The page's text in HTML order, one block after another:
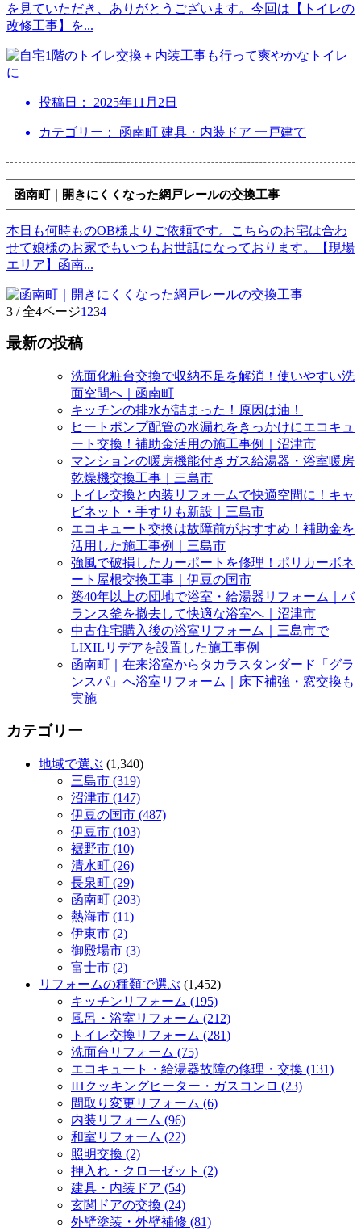
を見ていただき、ありがとうございます。今回は【トイレの
改修工事】を...
投稿日： 2025年11月2日
カテゴリー： 函南町 建具・内装ドア 一戸建て
函南町｜開きにくくなった網戸レールの交換工事
本日も何時ものOB様よりご依頼です。こちらのお宅は合わ
せて娘様のお家でもいつもお世話になっております。【現場
エリア】函南...
3 / 全4ページ1 234
最新の投稿
洗面化粧台交換で収納不足を解消！使いやすい洗
面空間へ｜函南町
キッチンの排水が詰まった！原因は油！
ヒートポンプ配管の水漏れをきっかけにエコキュ
ート交換！補助金活用の施工事例｜沼津市
マンションの暖房機能付きガス給湯器・浴室暖房
乾燥機交換工事｜三島市
トイレ交換と内装リフォームで快適空間に！キャ
ビネット・手すりも新設｜三島市
エコキュート交換は故障前がおすすめ！補助金を
活用した施工事例｜三島市
強風で破損したカーポートを修理！ポリカーボネ
ート屋根交換工事｜伊豆の国市
築40年以上の団地で浴室・給湯器リフォーム｜バ
ランス釜を撤去して快適な浴室へ｜沼津市
中古住宅購入後の浴室リフォーム｜三島市で
LIXILリデアを設置した施工事例
函南町｜在来浴室からタカラスタンダード「グラ
ンスパ」へ浴室リフォーム｜床下補強・窓交換も
実施
カテゴリー
地域で選ぶ (1,340)
三島市 (319)
沼津市 (147)
伊豆の国市 (487)
伊豆市 (103)
裾野市 (10)
清水町 (26)
長泉町 (29)
函南町 (203)
熱海市 (11)
伊東市 (2)
御殿場市 (3)
富士市 (2)
リフォームの種類で選ぶ (1,452)
キッチンリフォーム (195)
風呂・浴室リフォーム (212)
トイレ交換リフォーム (281)
洗面台リフォーム (75)
エコキュート・給湯器故障の修理・交換 (131)
IHクッキングヒーター・ガスコンロ (23)
間取り変更リフォーム (6)
内装リフォーム (96)
和室リフォーム (22)
照明交換 (2)
押入れ・クローゼット (2)
建具・内装ドア (54)
玄関ドアの交換 (24)
外壁塗装・外壁補修 (81)